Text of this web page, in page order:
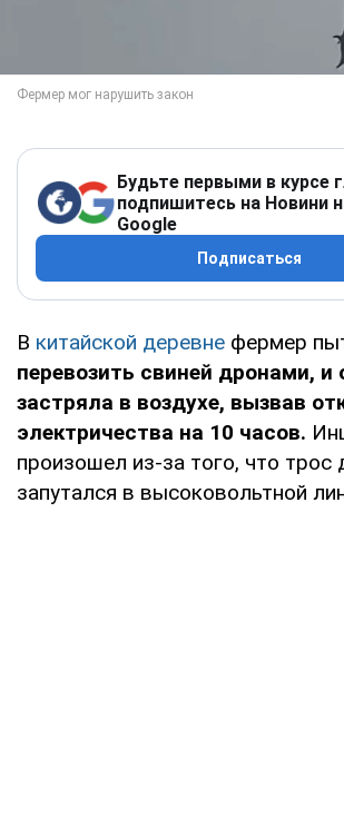
Будьте первыми в курсе
подпишитесь на Новини
Google
Подписаться
В китайской деревне фермер
перевозить свиней дронами, и
застряла в воздухе, вызвав
электричества на 10 часов.
произошел из-за того, что трос
запутался в высоковольтной